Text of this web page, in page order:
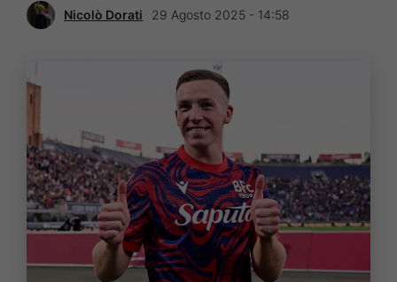
Nicolò Dorati 29 Agosto 2025 - 14:58